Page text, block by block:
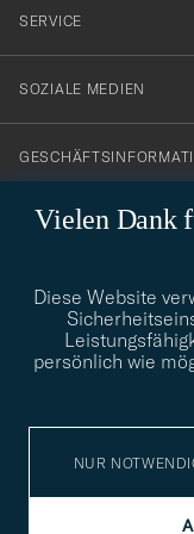
Vielen Dank
Diese Website
persönlich wie
NUR
nyhetsbrev!
SERVICE
SOZIALE MEDIEN
Benötigen Sie Hilfe
Wenden Sie sich an
STILBERATUNG